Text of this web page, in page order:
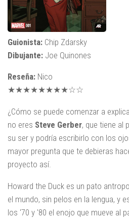
Guionista: Chip Zdarsky
Dibujante: Joe Quinones
Reseña: Nico
★★★★★★★★☆☆
¿Cómo se puede comenzar a
no eres Steve Gerber, que tiene al
su ser y podría escribirlo con los
mayor pregunta que te debieras
proyecto así.
Howard the Duck es un pato
el mundo, sin pelos en la lengua, y
los '70 y '80 el enojo que mueve al